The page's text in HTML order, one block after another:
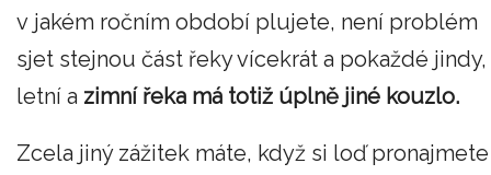
v jakém ročním období plujete, není problém
sjet stejnou část řeky vícekrát a pokaždé jindy,
letní a zimní řeka má totiž úplně jiné kouzlo.
Zcela jiný zážitek máte, když si loď pronajmete